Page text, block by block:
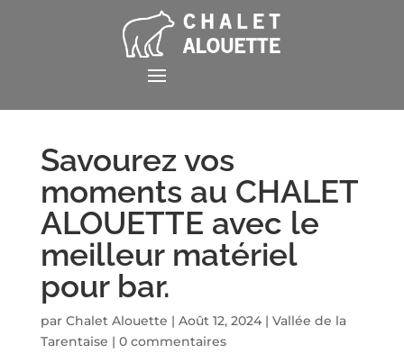
Savourez vos
moments au CHALET
ALOUETTE avec le
meilleur matériel
pour bar.
par Chalet Alouette | Août 12, 2024| Vallée de la
Tarentaise | 0 commentaires